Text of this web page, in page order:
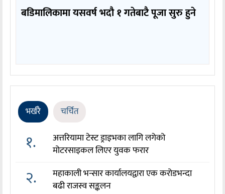
बडिमालिकामा यसवर्ष भदौ १ गतेबाटै पूजा सुरु हुने
भर्खरै चर्चित
१.
अत्तरियामा टेस्ट ड्राइभका लागि लगेको
मोटरसाइकल लिएर युवक फरार
२.
महाकाली भन्सार कार्यालयद्वारा एक करोडभन्दा
बढी राजस्व सङ्कलन